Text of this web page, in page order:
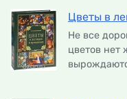
Цветы в
Не все
цветов нет